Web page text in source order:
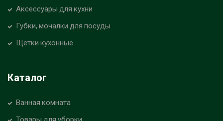
Аксессуары для кухни
Губки, мочалки для посуды
Щетки кухонные
Каталог
Ванная комната